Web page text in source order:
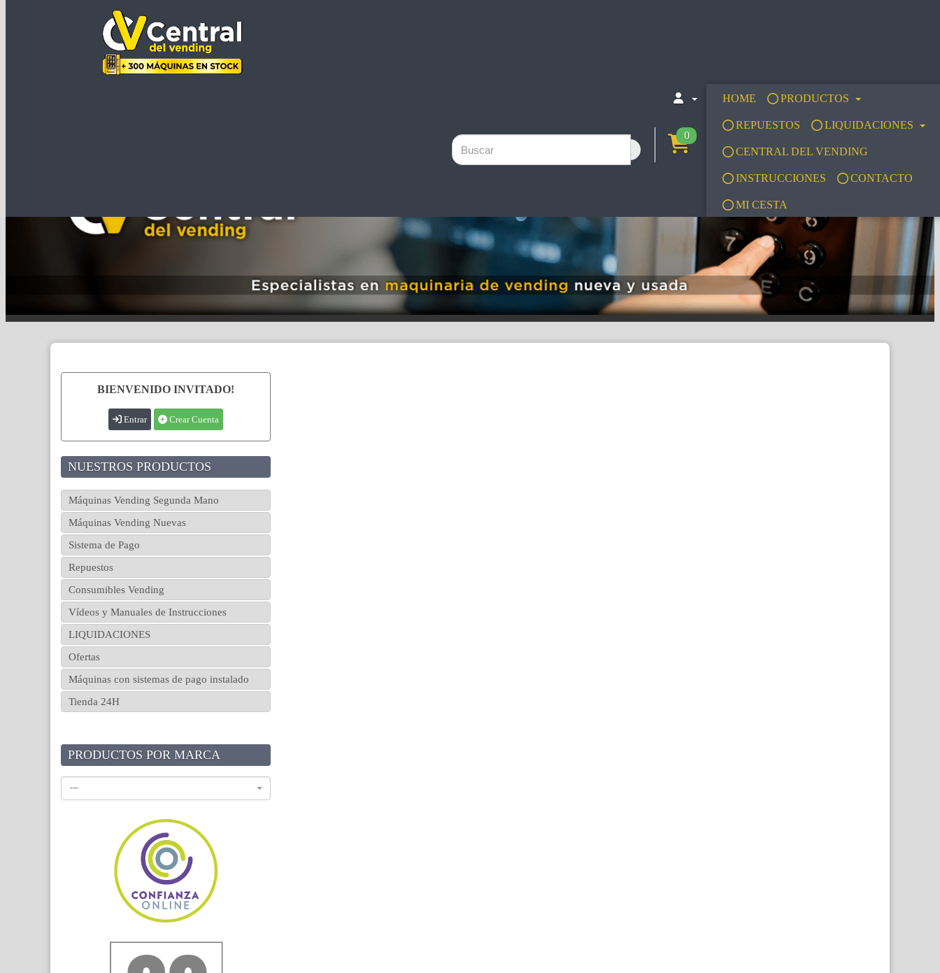
0
HOME PRODUCTOS
REPUESTOS LIQUIDACIONES
CENTRAL DEL VENDING
INSTRUCCIONES CONTACTO
MI CESTA
BIENVENIDO INVITADO!
Entrar Crear Cuenta
NUESTROS PRODUCTOS
Máquinas Vending Segunda Mano
Máquinas Vending Nuevas
Sistema de Pago
Repuestos
Consumibles Vending
Vídeos y Manuales de Instrucciones
LIQUIDACIONES
Ofertas
Máquinas con sistemas de pago instalado
Tienda 24H
PRODUCTOS POR MARCA
---